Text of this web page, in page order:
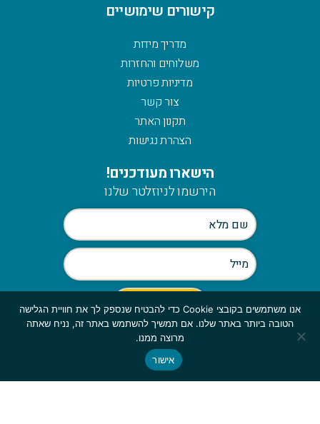
קישורים שימושיים
מדריך מידות
משלוחים והחזרות
מדיניות פרטיות
צור קשר
תקנון האתר
הצהרת נגישות
הישארו מעודכנים!
הירשמו לניוזלטר שלנו
Scroll
to
top
אנו משתמשים בקובצי Cookie כדי להבטיח שנספק לך את חוויית הגלישה
הטובה ביותר באתר שלנו. אם תמשיך להשתמש באתר זה, נניח שאתה
מרוצה ממנו.
אישור